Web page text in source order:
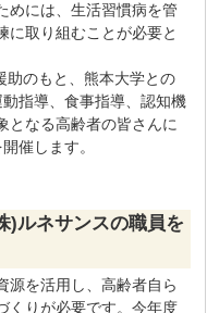
めには、生活習慣病を管
に取り組むことが必要と
助のもと、熊本大学との
指導、食事指導、認知機
となる高齢者の皆さんに
催します。
)ルネサンスの職員を
を活用し、高齢者自ら
くりが必要です。今年度